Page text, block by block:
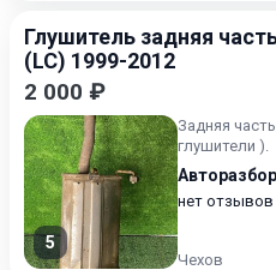
Глушитель задняя
(LC) 1999-2012
2 000 ₽
5
Задняя
глушители ).
нет отзывов
Чехов